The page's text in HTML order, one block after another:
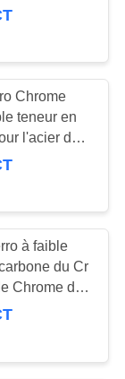
28
Chrome
teneur en
l'acier de
à
à faible
du Cr
Chrome de
pour